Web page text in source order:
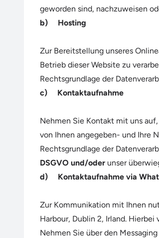
geworden sind, nachzuweisen
b) Hosting
Zur Bereitstellung unseres
Betrieb dieser Website zu
Rechtsgrundlage der
c) Kontaktaufnahme
Nehmen Sie Kontakt mit uns
von Ihnen angegeben- und Ihre
Rechtsgrundlage der
DSGVO und/oder unser
d) Kontaktaufnahme via
Zur Kommunikation mit Ihnen
Harbour, Dublin 2, Irland. Hierbei
Nehmen Sie über den